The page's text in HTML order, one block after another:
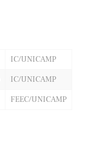
IC/UNICAMP
IC/UNICAMP
FEEC/UNICAMP